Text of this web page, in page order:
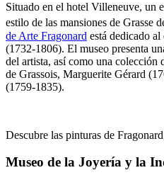
Situado en el hotel Villeneuve, un
estilo de las mansiones de Grasse
de Arte Fragonard está dedicado
(1732-1806). El museo presenta
del artista, así como una colección
de Grassois, Marguerite Gérard
(1759-1835).
Descubre las pinturas de
Museo de la Joyería y la